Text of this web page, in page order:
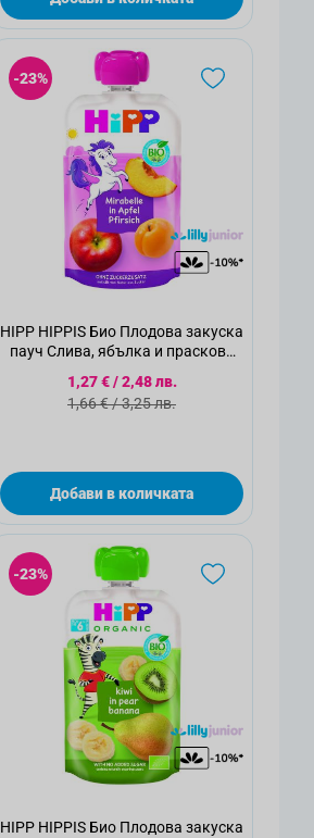
-23%
HIPP HIPPIS Био Плодова закуска
пауч Слива, ябълка и праскова
Специална цена
1,27 €/2,48 лв.
Стандартна цена
1,66 €/3,25 лв.
Добави в количката
-23%
HIPP HIPPIS Био Плодова закуска